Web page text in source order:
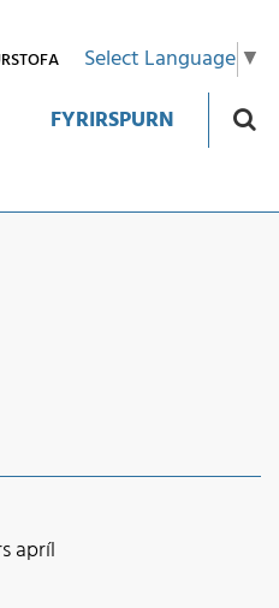
Select Language ▼
FYRIRSPURN
apríl